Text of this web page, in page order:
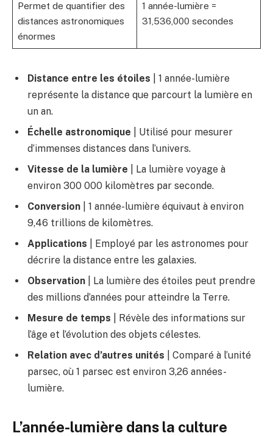
Permet de quantifier des
distances astronomiques
énormes
1 année-lumière =
31,536,000 secondes
Distance entre les étoiles | 1 année-lumière
représente la distance que parcourt la lumière en
un an.
Échelle astronomique | Utilisé pour mesurer
d’immenses distances dans l’univers.
Vitesse de la lumière | La lumière voyage à
environ 300 000 kilomètres par seconde.
Conversion | 1 année-lumière équivaut à environ
9,46 trillions de kilomètres.
Applications | Employé par les astronomes pour
décrire la distance entre les galaxies.
Observation | La lumière des étoiles peut prendre
des millions d’années pour atteindre la Terre.
Mesure de temps | Révèle des informations sur
l’âge et l’évolution des objets célestes.
Relation avec d’autres unités | Comparé à l’unité
parsec, où 1 parsec est environ 3,26 années-
lumière.
L’année-lumière dans la culture